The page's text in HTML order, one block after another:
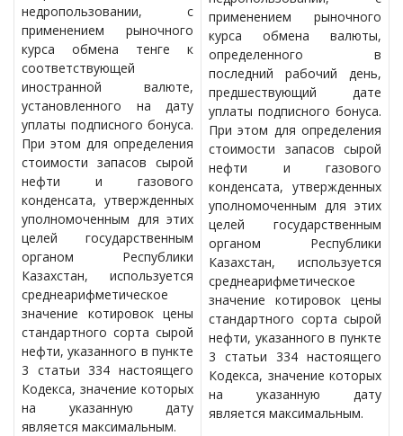
недропользовании, с
применением рыночного
курса обмена тенге к
соответствующей
иностранной валюте,
установленного на дату
уплаты подписного бонуса.
При этом для определения
стоимости запасов сырой
нефти и газового
конденсата, утвержденных
уполномоченным для этих
целей государственным
органом Республики
Казахстан, используется
среднеарифметическое
значение котировок цены
стандартного сорта сырой
нефти, указанного в пункте
3 статьи 334 настоящего
Кодекса, значение которых
на указанную дату
является максимальным.
применением рыночного
курса обмена валюты,
определенного в
последний рабочий день,
предшествующий дате
уплаты подписного бонуса.
При этом для определения
стоимости запасов сырой
нефти и газового
конденсата, утвержденных
уполномоченным для этих
целей государственным
органом Республики
Казахстан, используется
среднеарифметическое
значение котировок цены
стандартного сорта сырой
нефти, указанного в пункте
3 статьи 334 настоящего
Кодекса, значение которых
на указанную дату
является максимальным.